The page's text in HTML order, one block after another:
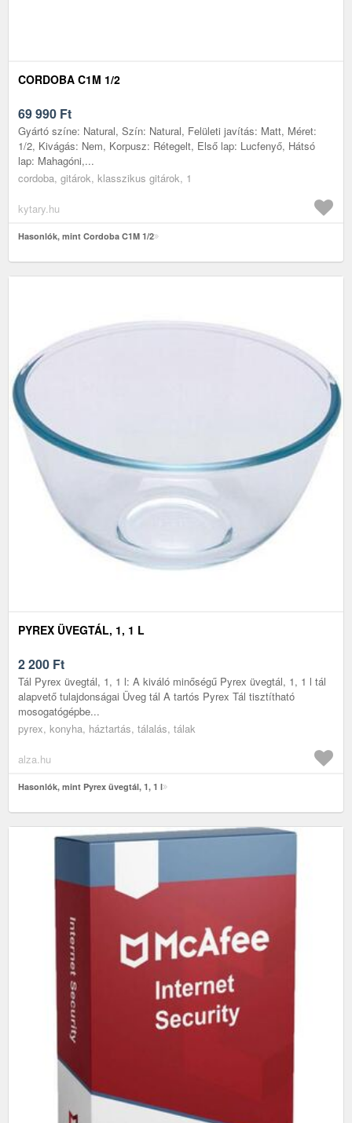
CORDOBA C1M 1/2
69 990 Ft
Gyártó színe: Natural, Szín: Natural, Felületi javítás: Matt, Méret:
1/2, Kivágás: Nem, Korpusz: Rétegelt, Első lap: Lucfenyő, Hátsó
lap: Mahagóni,...
cordoba, gitárok, klasszikus gitárok, 1
kytary.hu
Hasonlók, mint Cordoba C1M 1/2
PYREX ÜVEGTÁL, 1, 1 L
2 200 Ft
Tál Pyrex üvegtál, 1, 1 l: A kiváló minőségű Pyrex üvegtál, 1, 1 l tál
alapvető tulajdonságai Üveg tál A tartós Pyrex Tál tisztítható
mosogatógépbe...
pyrex, konyha, háztartás, tálalás, tálak
alza.hu
Hasonlók, mint Pyrex üvegtál, 1, 1 l